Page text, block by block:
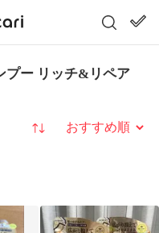
プー リッチ&リペア
並び替え